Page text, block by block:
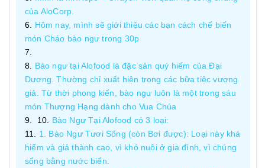
của AloCorp.
Hôm nay, mình sẽ giới thiệu các bạn cách chế biến
món Cháo bào ngư trong 30p
Bào ngư tại Alofood là đặc sản quý hiếm của Đại
Dương. Thường chỉ xuất hiện trong các bữa tiệc vương
giả. Từ thời phong kiến, bào ngư luôn là một trong sáu
món Thượng Hạng dành cho Vua Chúa
Bào Ngư Tại Alofood có 3 loại:
1. Bào Ngư Tươi Sống (còn Bơi được): Loại này khá
hiếm và giá thành cao, vì khó nuôi ở gia đình, vì chúng
sống bằng nước biển.